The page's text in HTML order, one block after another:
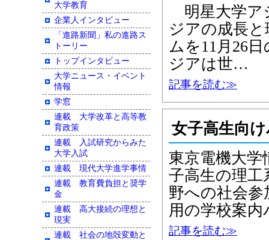
明星大学ア
ジアの成長
ムを11月26
ジアは世…
記事を読む≫
女子高生向
東京電機大学
子高生の理工
野への社会
用の学校案
記事を読む≫
大学教育
企業人インタビュー
「進路新聞」私の進路ス
トーリー
トップインタビュー
大学ニュース・イベント
情報
学窓
連載 大学改革と高等教
育政策
連載 入試研究からみた
大学入試
連載 現代大学進学事情
連載 教育費負担と奨学
金
連載 高大接続の理想と
現実
連載 社会の地殻変動と